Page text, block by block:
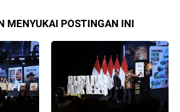
MENYUKAI POSTINGAN INI